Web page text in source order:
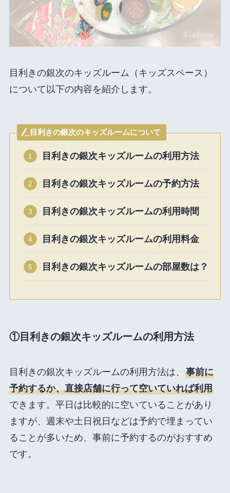
目利きの銀次のキッズルーム（キッズスペース）
について以下の内容を紹介します。
目利きの銀次のキッズルームについて
目利きの銀次キッズルームの利用方法
目利きの銀次キッズルームの予約方法
目利きの銀次キッズルームの利用時間
目利きの銀次キッズルームの利用料金
目利きの銀次キッズルームの部屋数は？
①目利きの銀次キッズルームの利用方法
目利きの銀次キッズルームの利用方法は、 事前に
予約するか、直接店舗に行って空いていれば利用
できます。平日は比較的に空いていることがあり
ますが、週末や土日祝日などは予約で埋まってい
ることが多いため、事前に予約するのがおすすめ
です。